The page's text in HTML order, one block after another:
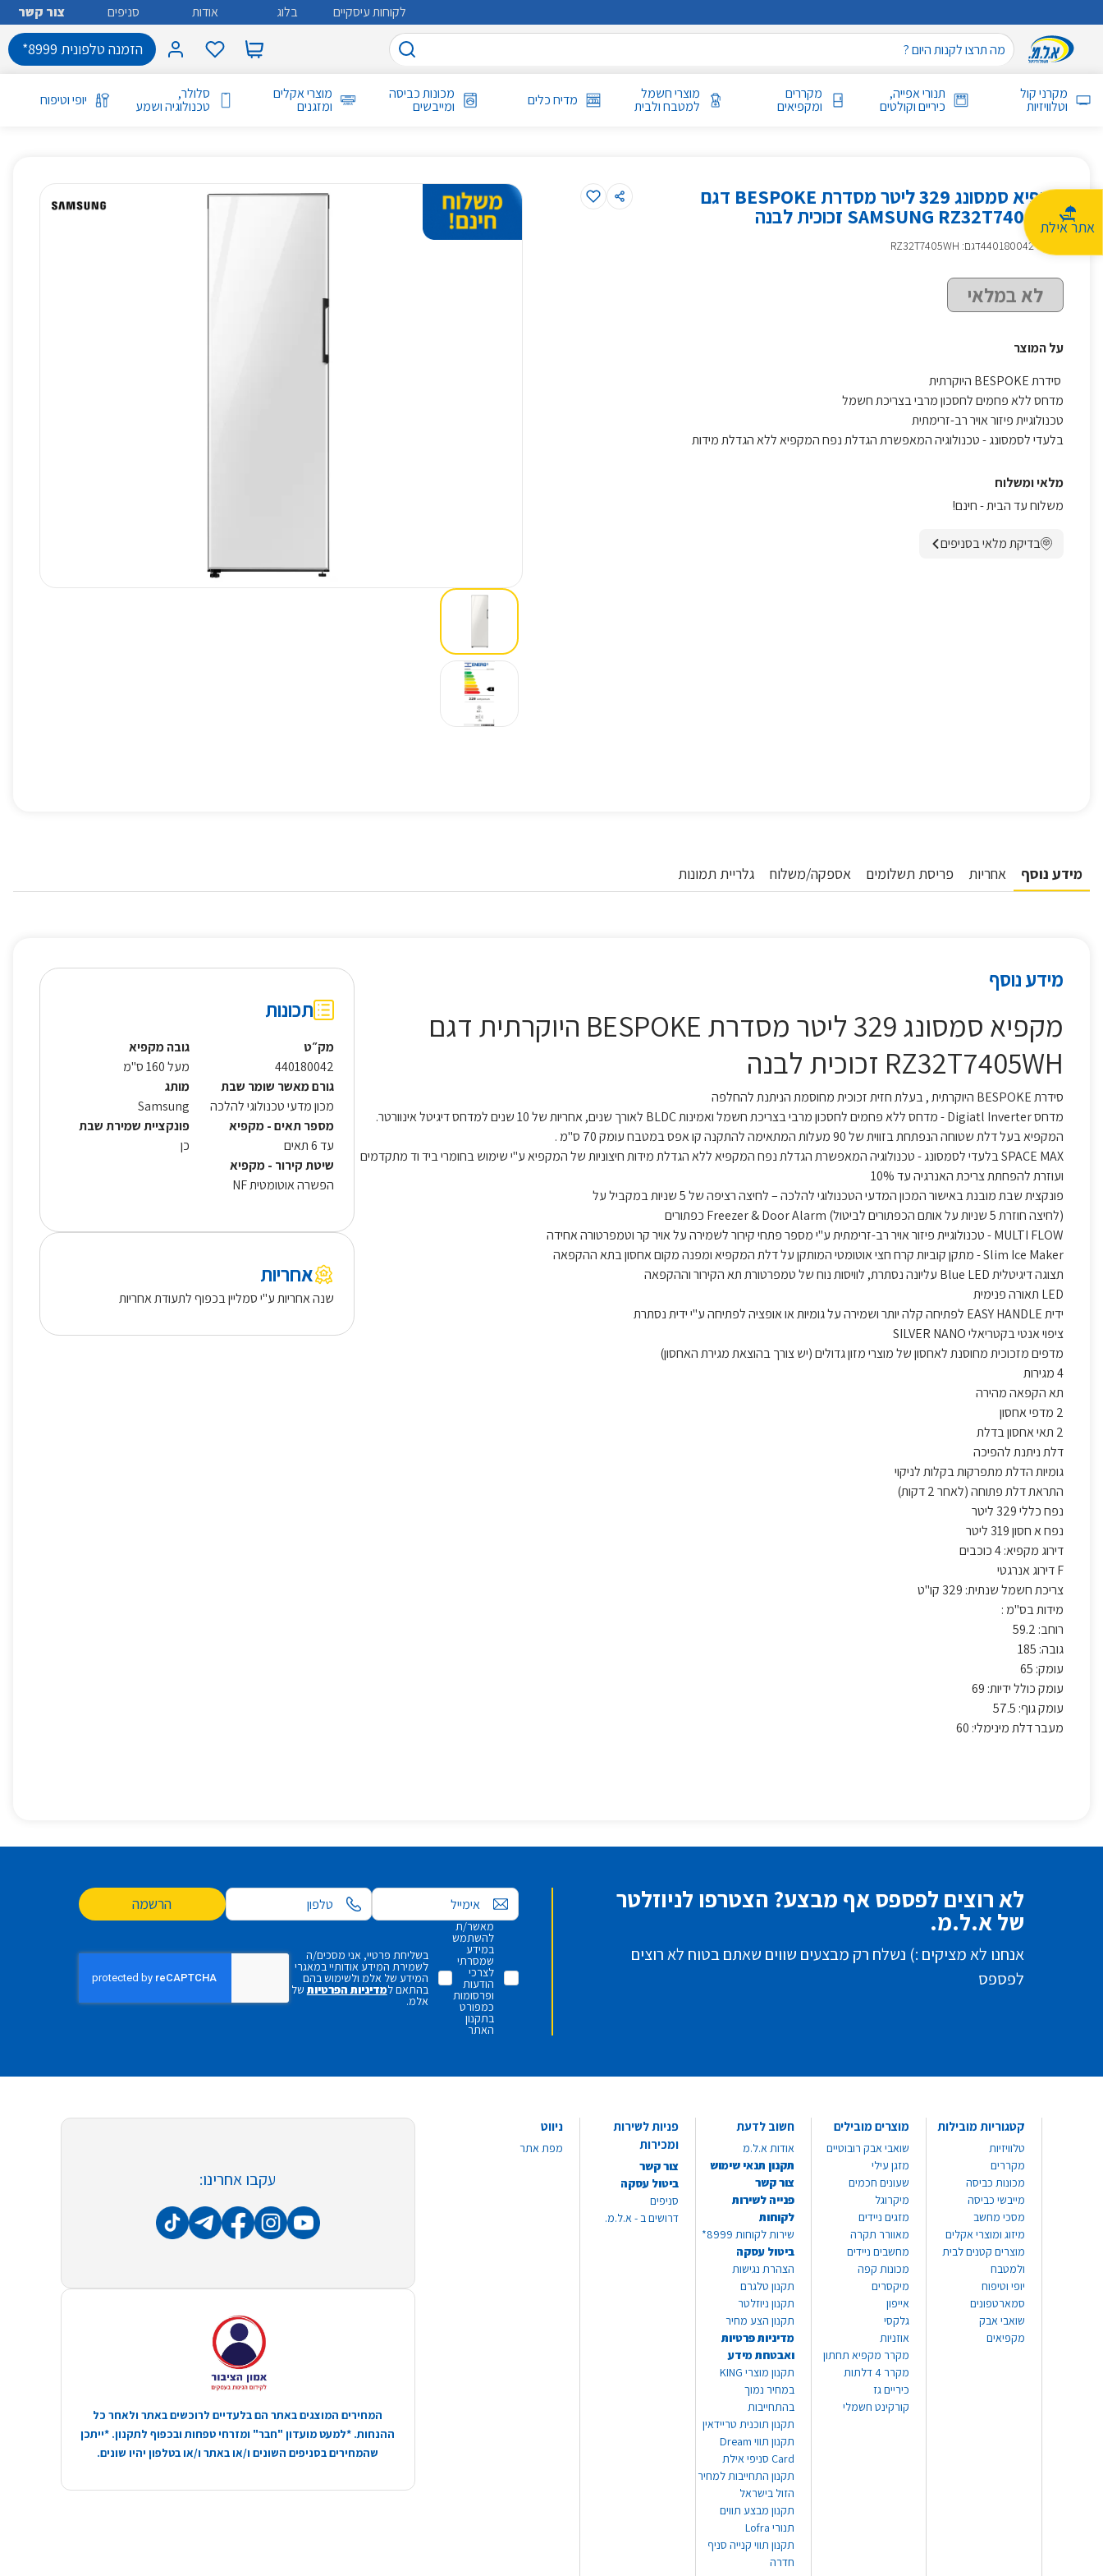
אתר אילת
לקוחות עיסקיים בלוג אודות סניפים צור קשר
הזמנה טלפונית 8999*
מקרני קול
וטלוויזיות
תנורי אפייה,
כיריים וקולטים
מקררים
ומקפיאים
מוצרי חשמל
למטבח ולבית מדיח כלים מכונות כביסה
ומייבשים
מוצרי אקלים
ומזגנים
סלולר,
טכנולוגיה ושמע יופי וטיפוח
מקפיא סמסונג 329 ליטר מסדרת BESPOKE דגם
SAMSUNG RZ32T7405WH זכוכית לבנה
:
440180042דגם: RZ32T7405WH
לא במלאי
על המוצר
סידרת BESPOKE
היוקרתית
מדחס ללא פחמים לחסכון מרבי בצריכת חשמל
טכנולוגיית פיזור אויר רב-זרימתית
בלעדי לסמסונג - טכנולוגיה המאפשרת הגדלת נפח המקפיא ללא הגדלת מידות
מלאי ומשלוח
משלוח עד הבית - חינם!
בדיקת מלאי בסניפים
מידע נוסף אחריות פריסת תשלומים אספקה/משלוח גלריית תמונות
מידע נוסף
מקפיא סמסונג 329 ליטר מסדרת BESPOKE היוקרתית דגם
RZ32T7405WH זכוכית לבנה
סידרת BESPOKE היוקרתית , בעלת חזית זכוכית מחוסמת הניתנת להחלפה
מדחס Digiatl Inverter - מדחס ללא פחמים לחסכון מרבי בצריכת חשמל ואמינות BLDC לאורך שנים, אחריות של 10 שנים למדחס דיגיטל אינוורטר.
המקפיא בעל דלת שטוחה הנפתחת בזווית של 90 מעלות המתאימה להתקנה קו אפס במטבח עומק 70 ס"מ .
SPACE MAX בלעדי לסמסונג - טכנולוגיה המאפשרת הגדלת נפח המקפיא ללא הגדלת מידות חיצוניות של המקפיא ע"י שימוש בחומרי ביד וד מתקדמים
ועוזרת להפחתת צריכת האנרגיה עד 10%
פונקצית שבת מובנת באישור המכון המדעי הטכנולוגי להלכה – לחיצה רציפה של 5 שניות במקביל על
(לחיצה חוזרת 5 שניות על אותם הכפתורים לביטול) Freezer & Door Alarm כפתורים
MULTI FLOW - טכנולוגיית פיזור אויר רב-זרימתית ע"י מספר פתחי קירור לשמירה על אויר קר וטמפרטורה אחידה
Slim Ice Maker - מתקן קוביות קרח חצי אוטומטי המותקן על דלת המקפיא ומפנה מקום אחסון בתא ההקפאה
תצוגה דיגיטלית Blue LED עליונה נסתרת, לוויסות נוח של טמפרטורת תא הקירור וההקפאה
LED תאורה פנימית
ידית EASY HANDLE לפתיחה קלה יותר ושמירה על גומיות או אופציה לפתיחה ע"י ידית נסתרת
ציפוי אנטי בקטריאלי SILVER NANO
מדפים מזכוכית מחוסנת לאחסון של מוצרי מזון גדולים (יש צורך בהוצאת מגירת האחסון)
4 מגירות
תא הקפאה מהירה
2 מדפי אחסון
2 תאי אחסון בדלת
דלת ניתנת להפיכה
גומיות הדלת מתפרקות בקלות לניקוי
התראת דלת פתוחה (לאחר 2 דקות)
נפח כללי 329 ליטר
נפח א חסון 319 ליטר
דירוג מקפיא: 4 כוכבים
F דירוג אנרגטי
צריכת חשמל שנתית: 329 קו"ט
מידות בס"מ :
רוחב: 59.2
גובה: 185
עומק: 65
עומק כולל ידיות: 69
עומק גוף: 57.5
מעבר דלת מינימלי: 60
תכונות
מק״ט
440180042
גובה מקפיא
מעל 160 ס"מ
גורם מאשר שומר שבת
מכון מדעי טכנולוגי להלכה
מותג
Samsung
מספר תאים - מקפיא
עד 6 תאים
פונקציית שמירת שבת
כן
שיטת קירור - מקפיא
הפשרה אוטומטית NF
אחריות
שנה אחריות ע"י סמליין בכפוף לתעודת אחריות
לא רוצים לפספס אף מבצע? הצטרפו לניוזלטר
של א.ל.מ.
אנחנו לא מציקים :) נשלח רק מבצעים שווים שאתם בטוח לא רוצים
לפספס
אימייל הרשמה
מאשר/ת
להשתמש
במידע
שמסרתי
לצרכי
הודעות
ופרסומות
כמפורט
בתקנון
האתר
בשליחת פרטיי, אני מסכים/ה
לשמירת המידע אודותיי במאגרי
המידע של אלמ ולשימוש בהם
בהתאם למדיניות הפרטיות של
אלמ.
קטגוריות מובילות
טלוויזיות
מקררים
מכונות כביסה
מייבשי כביסה
מסכי מחשב
מיזוג ומוצרי אקלים
מוצרים קטנים לבית
ולמטבח
יופי וטיפוח
סמארטפונים
שואבי אבק
מקפיאים
מוצרים מובילים
שואבי אבק רובוטיים
מזגן עילי
שעונים חכמים
מיקרוגל
מזגים ניידים
מאוורר תקרה
מחשבים ניידים
מכונות קפה
מיקסרים
אייפון
גלקסי
אוזניות
מקרר מקפיא תחתון
מקרר 4 דלתות
כיריים גז
קורקינט חשמלי
חשוב לדעת
אודות א.ל.מ
תקנון תנאי שימוש
צור קשר
פנייה לשירות
לקוחות
שירות לקוחות 8999*
ביטול עסקה
הצהרת נגישות
תקנון טלגרם
תקנון ניוזלטר
תקנון הצע מחיר
מדיניות פרטיות
ואבטחת מידע
תקנון מוצרי KING
במחיר נמוך
בהתחייבות
תקנון תוכנית טריידאין
תקנון תווי Dream
Card סניפי אילת
תקנון התחייבות למחיר
הזול בישראל
תקנון מבצע תווים
תנורי Lofra
תקנון תווי קנייה סניף
חדרה
פניות לשירות
ומכירות
צור קשר
ביטול עסקה
סניפים
דרושים ב - א.ל.מ.
ניווט
מפת אתר
עקבו אחרינו:
המחירים המוצגים באתר הם בלעדיים לרוכשים באתר ולאחר כל
ההנחות. *למעט מועדון "חבר" ומזרחי טפחות ובכפוף לתקנון. *ייתכן
שהמחירים בסניפים השונים ו/או באתר ו/או בטלפון יהיו שונים.